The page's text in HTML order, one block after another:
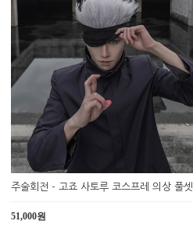
주술회전 - 고죠 사토루 코스프레 의상 풀셋
51,000원